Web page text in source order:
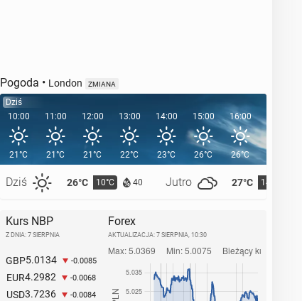
Pogoda • London ZMIANA
Dziś
10:00
21°C
Dziś 26°C 10°C 40 Jutro 27°C 14°C
11:00
21°C
12:00
21°C
13:00
22°C
14:00
23°C
15:00
26°C
16:00
26°C
17:00
Kurs NBP
Z DNIA: 7 SIERPNIA
GBP5.0134 -0.0085
EUR4.2982 -0.0068
USD3.7236 -0.0084
Forex
AKTUALIZACJA: 7 SIERPNIA, 10:30